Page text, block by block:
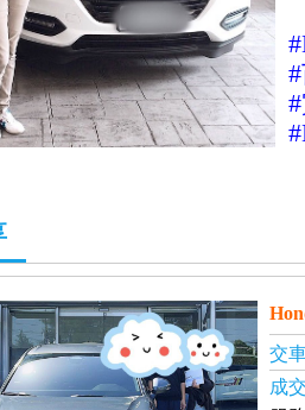
#
#
交
成